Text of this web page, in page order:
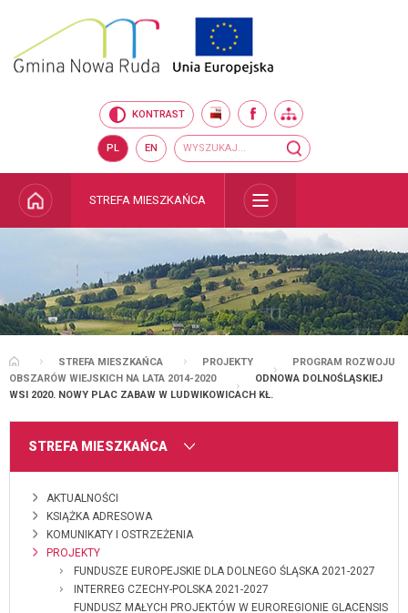
Przejdź do głównego
menu
Przejdź do treści
Przejdź do wyszukiwarki
Przejdź do mapy serwisu
KONTRAST BIP FACEBOOK
PL EN Wyszukiwarka
wyszukaj...
STRONA GŁÓWNA
STREFA MIESZKAŃCA
STRONA GŁÓWNA
STREFA MIESZKAŃCA PROJEKTY
PROGRAM ROZWOJU
OBSZARÓW WIEJSKICH NA LATA 2014-2020
ODNOWA DOLNOŚLĄSKIEJ
WSI 2020. NOWY PLAC ZABAW W LUDWIKOWICACH KŁ.
MENU
STREFA MIESZKAŃCA
AKTUALNOŚCI
KSIĄŻKA ADRESOWA
KOMUNIKATY I OSTRZEŻENIA
PROJEKTY
FUNDUSZE EUROPEJSKIE DLA DOLNEGO ŚLĄSKA 2021-2027
INTERREG CZECHY-POLSKA 2021-2027
FUNDUSZ MAŁYCH PROJEKTÓW W EUROREGIONIE GLACENSIS